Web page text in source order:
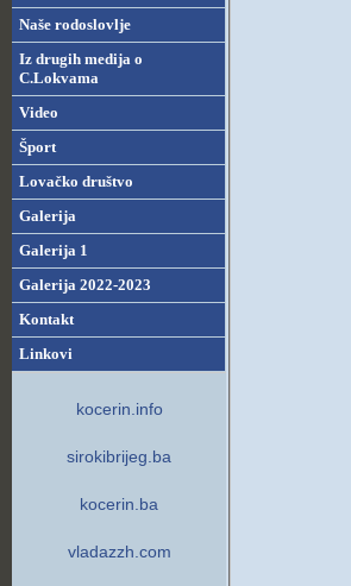
Naše rodoslovlje
Iz drugih medija o
C.Lokvama
Video
Šport
Lovačko društvo
Galerija
Galerija 1
Galerija 2022-2023
Kontakt
Linkovi
kocerin.info
sirokibrijeg.ba
kocerin.ba
vladazzh.com